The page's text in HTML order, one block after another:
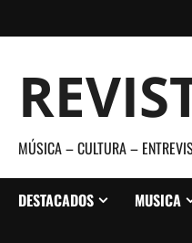
al
MÚSICA – CULTURA –
DESTACADOS MUSICA